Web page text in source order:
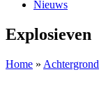
Nieuws
Explosieven
Home » Achtergrond